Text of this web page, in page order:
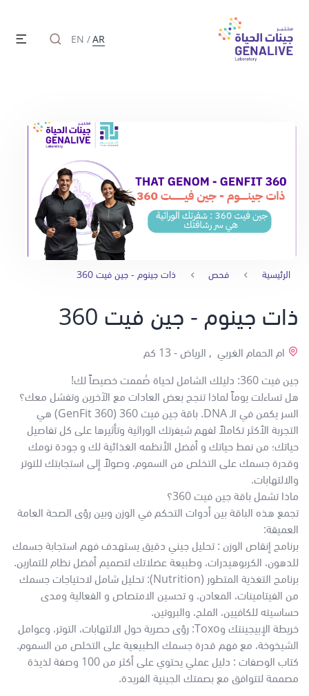
EN /AR
الرئيسية فحص ذات جينوم - جين فيت 360
ذات جينوم - جين فيت 360
ام الحمام الغربي , الرياض -13 كم
جين فيت 360: دليلك الشامل لحياة صُممت خصيصاً لك!
هل تساءلت يوماً لماذا تنجح بعض العادات مع الآخرين وتفشل معك؟
السر يكمن في الـ DNA. باقة جين فيت 360 (GenFit 360) هي
التجربة الأكثر تكاملاً لفهم شيفرتك الوراثية وتأثيرها على كل تفاصيل
حياتك؛ من نمط حياتك و أفضل الأنظمه الغذائية لك و جودة نومك
وقدرة جسمك على التخلص من السموم، وصولاً إلى استجابتك للتوتر
والالتهابات.
ماذا تشمل باقة جين فيت 360؟
تجمع هذه الباقة بين أدوات التحكم في الوزن وبين رؤى الصحة العامة
العميقة:
برنامج إنقاص الوزن : تحليل جيني دقيق يستهدف فهم استجابة جسمك
للدهون، الكربوهيدرات، وطبيعة عضلاتك لتصميم أفضل نظام للتمارين.
برنامج التغذية المتطور (Nutrition): تحليل شامل لاحتياجات جسمك
من الفيتامينات، المعادن، و تحسين الامتصاص و الفعالية ومدى
حساسيته للكافيين، الملح، والبروتين.
خريطة الإبيجينتك وToxo: رؤى حصرية حول الالتهابات، التوتر، وعوامل
الشيخوخة، مع فهم قدرة جسمك الطبيعية على التخلص من السموم.
كتاب الوصفات : دليل عملي يحتوي على أكثر من 100 وصفة لذيذة
مصممة لتتوافق مع بصمتك الجينية الفريدة.